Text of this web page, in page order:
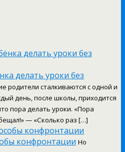
делать уроки без
родители сталкиваются с одной и
день, после школы, приходится
пора делать уроки. «Пора
— «Сколько раз […]
конфронтации Но